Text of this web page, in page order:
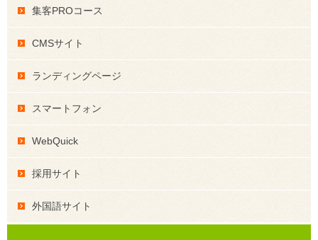
集客PROコース
CMSサイト
ランディングページ
スマートフォン
WebQuick
採用サイト
外国語サイト